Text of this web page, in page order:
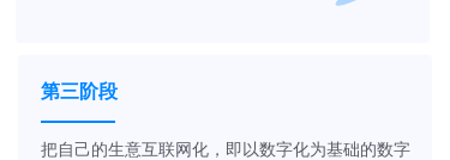
第三阶段
把自己的生意互联网化，即以数字化为基础的数字